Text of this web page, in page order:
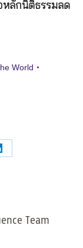
หลักนิติธรรมลด
World
Team